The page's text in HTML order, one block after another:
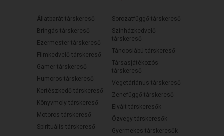
Állatbarát társkereső
Bringás társkereső
Ezermester társkereső
Filmkedvelő társkereső
Gamer társkereső
Humoros társkereső
Kertészkedő társkereső
Könyvmoly társkereső
Motoros társkereső
Spirituális társkereső
Sorozatfüggő társkereső
Színházkedvelő
társkereső
Táncoslábú társkereső
Társasjátékozós
társkereső
Vegetáriánus társkereső
Zenefüggő társkereső
Elvált társkeresők
Özvegy társkeresők
Gyermekes társkeresők